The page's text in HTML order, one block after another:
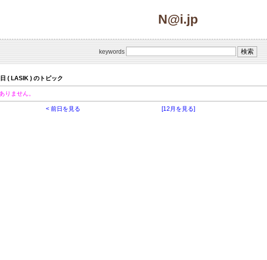
N@i.jp
keywords
( LASIK ) のトピック
りません。
< 前日を見る [12月を見る]